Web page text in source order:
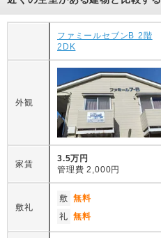
ファミールセブンB 2階
2DK
外観
家賃
3.5万円
管理費 2,000円
敷礼
敷 無料
礼 無料